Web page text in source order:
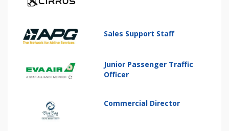
Sales Support Staff
Junior Passenger Traffic
Officer
Commercial Director